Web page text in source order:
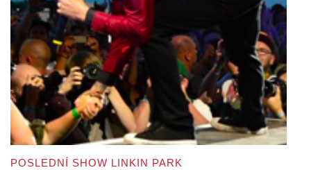
POSLEDNÍ SHOW LINKIN PARK